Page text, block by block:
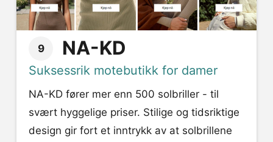
9 NA-KD
Suksessrik motebutikk for damer
NA-KD fører mer enn 500 solbriller - til
svært hyggelige priser. Stilige og tidsriktige
design gir fort et inntrykk av at solbrillene